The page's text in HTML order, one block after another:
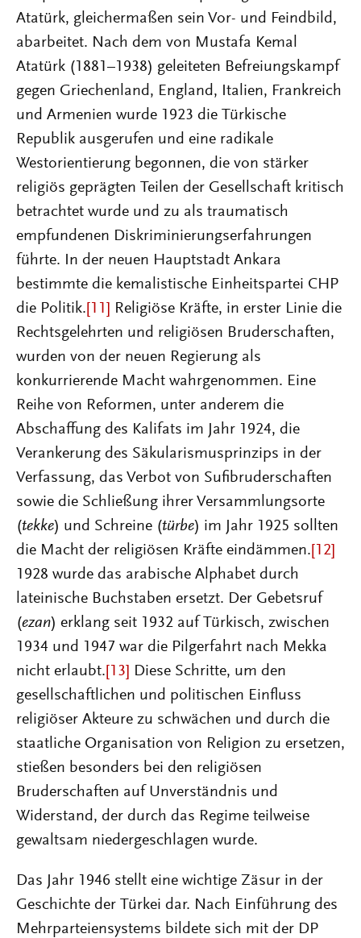
Atatürk, gleichermaßen sein Vor- und Feindbild,
abarbeitet. Nach dem von Mustafa Kemal
Atatürk (1881–1938) geleiteten Befreiungskampf
gegen Griechenland, England, Italien, Frankreich
und Armenien wurde 1923 die Türkische
Republik ausgerufen und eine radikale
Westorientierung begonnen, die von stärker
religiös geprägten Teilen der Gesellschaft kritisch
betrachtet wurde und zu als traumatisch
empfundenen Diskriminierungserfahrungen
führte. In der neuen Hauptstadt Ankara
bestimmte die kemalistische Einheitspartei CHP
die Politik. [11]
Religiöse Kräfte, in erster Linie die
Rechtsgelehrten und religiösen Bruderschaften,
wurden von der neuen Regierung als
konkurrierende Macht wahrgenommen. Eine
Reihe von Reformen, unter anderem die
Abschaffung des Kalifats im Jahr 1924, die
Verankerung des Säkularismusprinzips in der
Verfassung, das Verbot von Sufibruderschaften
sowie die Schließung ihrer Versammlungsorte
(tekke) und Schreine (türbe) im Jahr 1925 sollten
die Macht der religiösen Kräfte eindämmen. [12]
1928 wurde das arabische Alphabet durch
lateinische Buchstaben ersetzt. Der Gebetsruf
(ezan) erklang seit 1932 auf Türkisch, zwischen
1934 und 1947 war die Pilgerfahrt nach Mekka
nicht erlaubt. [13]
Diese Schritte, um den
gesellschaftlichen und politischen Einfluss
religiöser Akteure zu schwächen und durch die
staatliche Organisation von Religion zu ersetzen,
stießen besonders bei den religiösen
Bruderschaften auf Unverständnis und
Widerstand, der durch das Regime teilweise
gewaltsam niedergeschlagen wurde.
Das Jahr 1946 stellt eine wichtige Zäsur in der
Geschichte der Türkei dar. Nach Einführung des
Mehrparteiensystems bildete sich mit der DP